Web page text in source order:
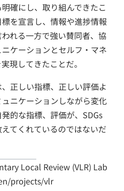
確にし、取り組んできたこ
を宣言し、情報や進捗情報
れる一方で強い賛同者、協
ケーションとセルフ・マネ
現してきたことだ。
正しい指標、正しい評価よ
ニケーションしながら変化
的な指標、評価が、SDGs
てくれているのではないだ
Local Review (VLR) Lab
projects/vlr